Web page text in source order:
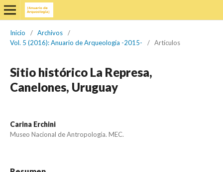
Inicio / Archivos
/
Vol. 5 (2016): Anuario de Arqueología -2015-
/ Artículos
Sitio histórico La Represa,
Canelones, Uruguay
Carina Erchini
Museo Nacional de Antropología. MEC.